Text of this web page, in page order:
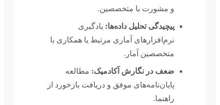
و مشورت با متخصصین.
پیچیدگی تحلیل داده‌ها: یادگیری
نرم‌افزارهای آماری مرتبط یا همکاری با
متخصصین آمار.
ضعف در نگارش آکادمیک: مطالعه
پایان‌نامه‌های موفق و دریافت بازخورد از
راهنما.